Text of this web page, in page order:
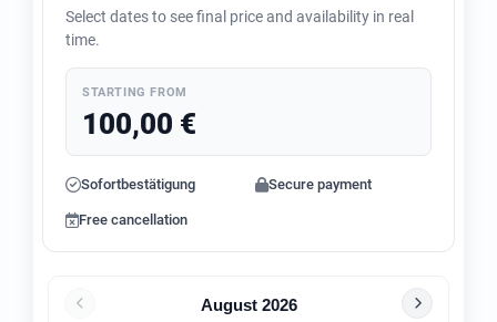
Select dates to see final price and availability in real
time.
STARTING FROM
100,00 €
Sofortbestätigung Secure payment
Free cancellation
August 2026